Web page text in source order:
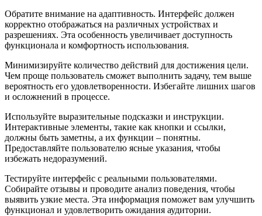
Обратите внимание на адаптивность. Интерфейс должен
корректно отображаться на различных устройствах и
разрешениях. Эта особенность увеличивает доступность
функционала и комфортность использования.
Минимизируйте количество действий для достижения цели.
Чем проще пользователь сможет выполнить задачу, тем выше
вероятность его удовлетворенности. Избегайте лишних шагов
и осложнений в процессе.
Используйте выразительные подсказки и инструкции.
Интерактивные элементы, такие как кнопки и ссылки,
должны быть заметны, а их функции – понятны.
Предоставляйте пользователю ясные указания, чтобы
избежать недоразумений.
Тестируйте интерфейс с реальными пользователями.
Собирайте отзывы и проводите анализ поведения, чтобы
выявить узкие места. Эта информация поможет вам улучшить
функционал и удовлетворить ожидания аудитории.